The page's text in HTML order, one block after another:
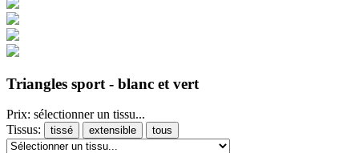
Triangles sport - blanc et vert
Prix: sélectionner un tissu...
Tissus:
tissé extensible tous